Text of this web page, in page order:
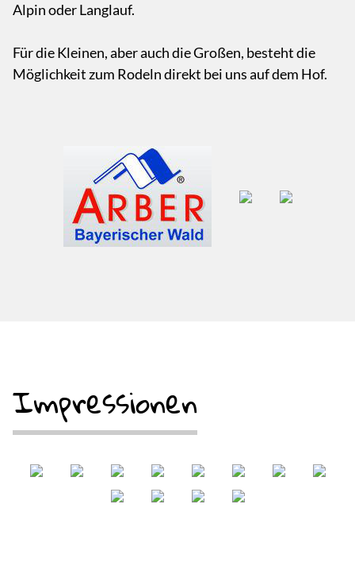
Alpin oder Langlauf.
Für die Kleinen, aber auch die Großen, besteht die
Möglichkeit zum Rodeln direkt bei uns auf dem Hof.
Impressionen